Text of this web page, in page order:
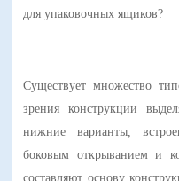
упаковки в виде книги.
живой вид.
для упаковочных ящиков?
Существует множество
зрения конструкции
нижние варианты,
боковым открыванием и
составляют основу